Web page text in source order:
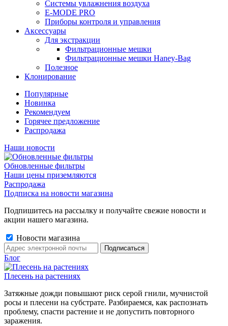
Системы увлажнения воздуха
E-MODE PRO
Приборы контроля и управления
Аксессуары
Для экстракции
Фильтрационные мешки
Фильтрационные мешки Haney-Bag
Полезное
Клонирование
Популярные
Новинка
Рекомендуем
Горячее предложение
Распродажа
Наши новости
Обновленные фильтры
Наши цены приземляются
Распродажа
Подписка на новости магазина
Подпишитесь на рассылку и получайте свежие новости и
акции нашего магазина.
Новости магазина
Блог
Плесень на растениях
Затяжные дожди повышают риск серой гнили, мучнистой
росы и плесени на субстрате. Разбираемся, как распознать
проблему, спасти растение и не допустить повторного
заражения.